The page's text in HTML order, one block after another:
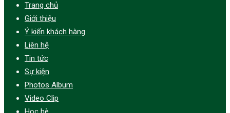
Trang chủ
Giới thiệu
Ý kiến khách hàng
Liên hệ
Tin tức
Sự kiện
Photos Album
Video Clip